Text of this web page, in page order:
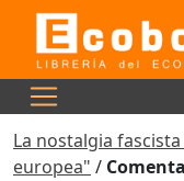
La nostalgia
europea" /